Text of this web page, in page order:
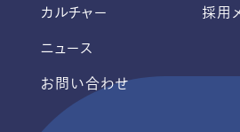
カルチャー
ニュース
お問い合わせ
採用